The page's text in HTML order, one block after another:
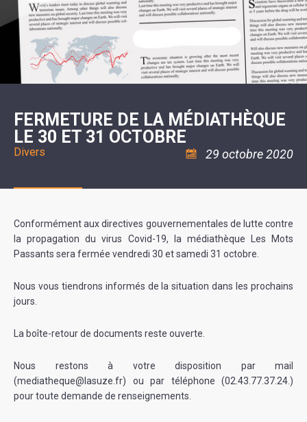
20ÈME
SIÈCLE
RÉUNIONS
DU
CONSEIL
MUNICIPAL
ARRÊTÉS
DÉCISIONS
MAIRE
DE
LA
MINORITÉ
LES
ÉCOLES
COLLÈGE
ESPACE
JEUNES
11
ANS
ASSOCIATION
COULÉE
ENVIRONNEMENT
L'EAU
L'ASSAINISSEMENT
RÉSIDENCE
AUTONOMIE
LA
POLICE
MUNICIPALE
SÉCURITÉ
MAJEURS
MUSIQUE
L'ÉCOLE
COMMUNAUTAIRE
DANSE
PISCINE
VOIE
VERTE
VISITES
DÉCOUVERTES
LES
RANDONNÉES
LE
CAMPING-
CARS
TENTES
ET
CARAVANES
FLUVIALE
SUZE
FERMETURE DE LA MÉDIATHÈQUE
LE 30 ET 31 OCTOBRE
Divers 29 octobre 2020
Conformément aux directives gouvernementales de lutte contre
la propagation du virus Covid-19, la médiathèque Les Mots
Passants sera fermée vendredi 30 et samedi 31 octobre.
Nous vous tiendrons informés de la situation dans les prochains
jours.
La boîte-retour de documents reste ouverte.
Nous restons à votre disposition par mail
(mediatheque@lasuze.fr) ou par téléphone (02.43.77.37.24.)
pour toute demande de renseignements.